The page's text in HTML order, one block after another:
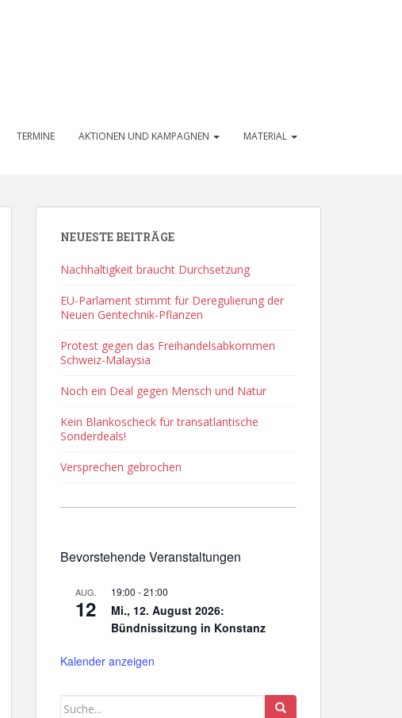
TERMINE AKTIONEN UND KAMPAGNEN MATERIAL
NEUESTE BEITRÄGE
Nachhaltigkeit braucht Durchsetzung
EU-Parlament stimmt für Deregulierung der
Neuen Gentechnik-Pflanzen
Protest gegen das Freihandelsabkommen
Schweiz-Malaysia
Noch ein Deal gegen Mensch und Natur
Kein Blankoscheck für transatlantische
Sonderdeals!
Versprechen gebrochen
Bevorstehende Veranstaltungen
AUG.
12
19:00 -21:00
Mi., 12. August 2026:
Bündnissitzung in Konstanz
Kalender anzeigen